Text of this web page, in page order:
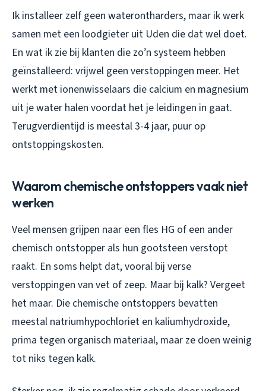
Ik installeer zelf geen waterontharders, maar ik werk
samen met een loodgieter uit Uden die dat wel doet.
En wat ik zie bij klanten die zo’n systeem hebben
geïnstalleerd: vrijwel geen verstoppingen meer. Het
werkt met ionenwisselaars die calcium en magnesium
uit je water halen voordat het je leidingen in gaat.
Terugverdientijd is meestal 3-4 jaar, puur op
ontstoppingskosten.
Waarom chemische ontstoppers vaak niet
werken
Veel mensen grijpen naar een fles HG of een ander
chemisch ontstopper als hun gootsteen verstopt
raakt. En soms helpt dat, vooral bij verse
verstoppingen van vet of zeep. Maar bij kalk? Vergeet
het maar. Die chemische ontstoppers bevatten
meestal natriumhypochloriet en kaliumhydroxide,
prima tegen organisch materiaal, maar ze doen weinig
tot niks tegen kalk.